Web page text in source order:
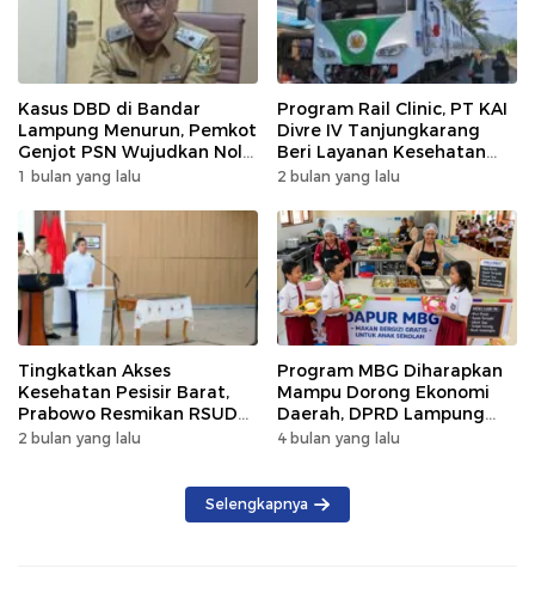
Kasus DBD di Bandar
Lampung Menurun, Pemkot
Genjot PSN Wujudkan Nol
Kematian
1 bulan yang lalu
Program Rail Clinic, PT KAI
Divre IV Tanjungkarang
Beri Layanan Kesehatan
Gratis 250 Warga
2 bulan yang lalu
Tingkatkan Akses
Kesehatan Pesisir Barat,
Prabowo Resmikan RSUD
KH Muhammad Thohir
2 bulan yang lalu
Program MBG Diharapkan
Mampu Dorong Ekonomi
Daerah, DPRD Lampung
Tekankan Pemanfaatan
4 bulan yang lalu
Selengkapnya